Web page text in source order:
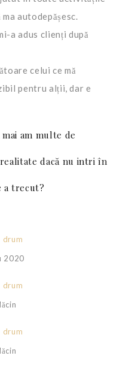
autodepășesc.
a adus clienți după
celui ce mă
pentru alții, dar e
am multe de
dacă nu intri în
a trecut?
2020